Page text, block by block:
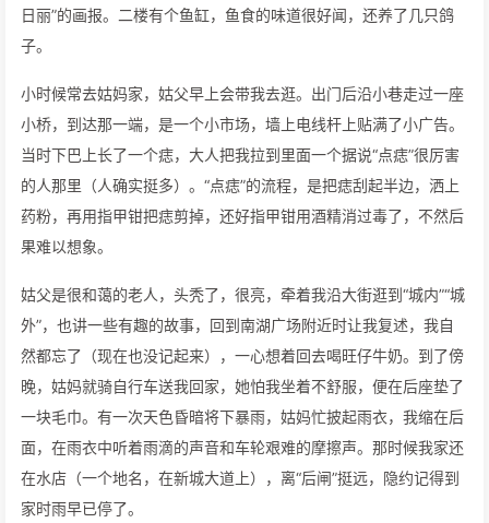
日丽”的画报。二楼有个鱼缸，鱼食的味道很好闻，还养了几只鸽
子。
小时候常去姑妈家，姑父早上会带我去逛。出门后沿小巷走过一座
小桥，到达那一端，是一个小市场，墙上电线杆上贴满了小广告。
当时下巴上长了一个痣，大人把我拉到里面一个据说“点痣”很厉害
的人那里（人确实挺多）。“点痣”的流程，是把痣刮起半边，洒上
药粉，再用指甲钳把痣剪掉，还好指甲钳用酒精消过毒了，不然后
果难以想象。
姑父是很和蔼的老人，头秃了，很亮，牵着我沿大街逛到“城内”“城
外”，也讲一些有趣的故事，回到南湖广场附近时让我复述，我自
然都忘了（现在也没记起来），一心想着回去喝旺仔牛奶。到了傍
晚，姑妈就骑自行车送我回家，她怕我坐着不舒服，便在后座垫了
一块毛巾。有一次天色昏暗将下暴雨，姑妈忙披起雨衣，我缩在后
面，在雨衣中听着雨滴的声音和车轮艰难的摩擦声。那时候我家还
在水店（一个地名，在新城大道上），离“后闸”挺远，隐约记得到
家时雨早已停了。